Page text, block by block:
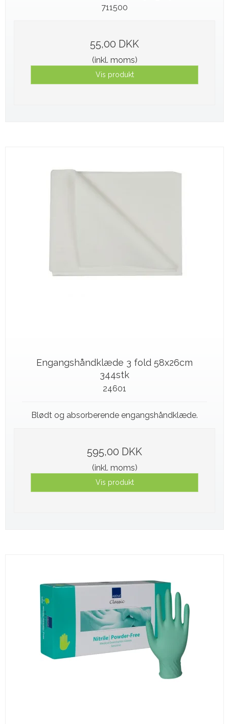
711500
55,00 DKK
(inkl. moms)
Vis produkt
Engangshåndklæde 3 fold 58x26cm
344stk
24601
Blødt og absorberende engangshåndklæde.
595,00 DKK
(inkl. moms)
Vis produkt